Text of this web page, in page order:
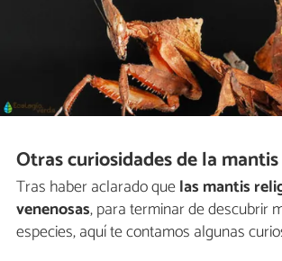
Otras curiosidades de la
Tras haber aclarado quelas mantis
venenosas, para terminar de descubrir
especies, aquí te contamos algunas